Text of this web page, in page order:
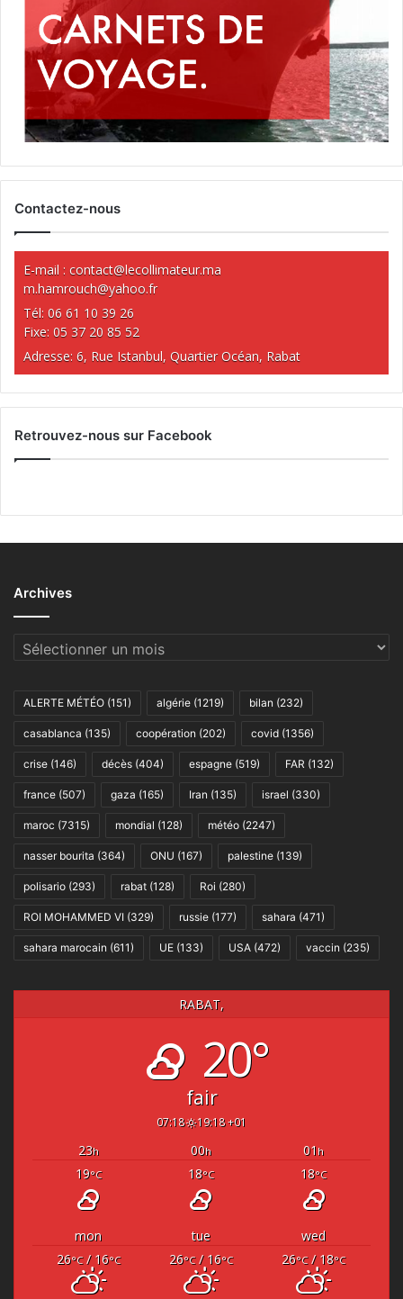
Contactez-nous
E-mail : contact@lecollimateur.ma
m.hamrouch@yahoo.fr
Tél: 06 61 10 39 26
Fixe: 05 37 20 85 52
Adresse: 6, Rue Istanbul, Quartier Océan, Rabat
Retrouvez-nous sur Facebook
Archives
Archives
ALERTE MÉTÉO (151) algérie (1219) bilan (232)
casablanca (135) coopération (202) covid (1356)
crise (146) décès (404) espagne (519) FAR (132)
france (507) gaza (165) Iran (135) israel (330)
maroc (7315) mondial (128) météo (2247)
nasser bourita (364) ONU (167) palestine (139)
polisario (293) rabat (128) Roi (280)
ROI MOHAMMED VI (329) russie (177) sahara (471)
sahara marocain (611) UE (133) USA (472) vaccin (235)
RABAT,
20°
fair
07:18 19:18 +01
23h 00h 01 h
19°C 18°C 18°C
mon tue
wed
26°C/ 16°C 26°C/ 16°C 26°C/ 18°C